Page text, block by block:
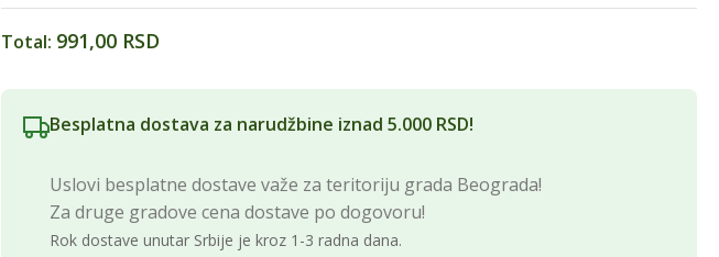
Total: 991,00 RSD
Besplatna dostava za narudžbine iznad 5.000 RSD!
Uslovi besplatne dostave važe za teritoriju grada Beograda!
Za druge gradove cena dostave po dogovoru!
Rok dostave unutar Srbije je kroz 1-3 radna dana.